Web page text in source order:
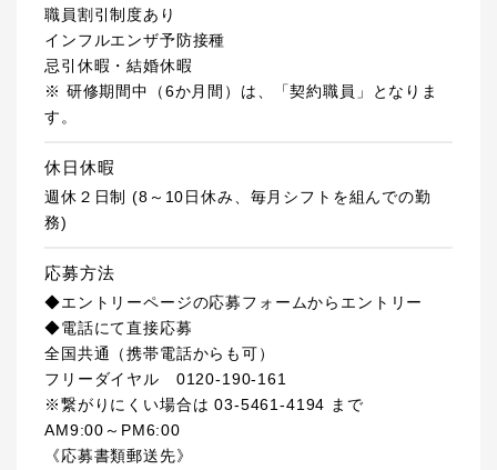
職員割引制度あり
インフルエンザ予防接種
忌引休暇・結婚休暇
※ 研修期間中（6か月間）は、「契約職員」となりま
す。
休日休暇
週休２日制 (8～10日休み、毎月シフトを組んでの勤
務)
応募方法
◆エントリーページの応募フォームからエントリー
◆電話にて直接応募
全国共通（携帯電話からも可）
フリーダイヤル 0120-190-161
※繋がりにくい場合は 03-5461-4194 まで
AM9:00～PM6:00
《応募書類郵送先》